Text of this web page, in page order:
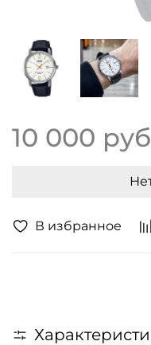
В избранное
10 000 руб